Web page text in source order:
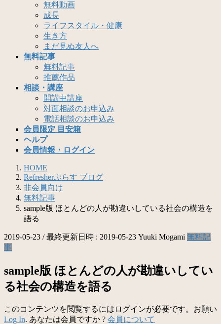
無料動画
成長
ライフスタイル・健康
生き方
まだ見ぬ友人へ
無料記事
無料記事
推薦作品
相談・講座
開講中講座
対面相談のお申込み
電話相談のお申込み
会員限定 目安箱
ヘルプ
会員情報・ログイン
HOME
Refresherぷらす ブログ
非会員向け
無料記事
sample版 ほとんどの人が勘違いしている社会の構造を
語る
2019-05-23 / 最終更新日時 : 2019-05-23 Yuuki Mogami 無料記
事
sample版 ほとんどの人が勘違いしてい
る社会の構造を語る
このコンテンツを閲覧するにはログインが必要です。お願い
Log In. あなたは会員ですか ? 会員について